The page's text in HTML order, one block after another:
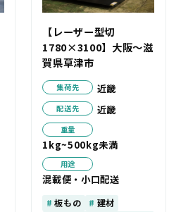
【レーザー型切
1780×3100】大阪～滋
賀県草津市
集荷先 近畿
配送先 近畿
重量
1kg~500kg未満
用途
混載便・小口配送
板もの
建材